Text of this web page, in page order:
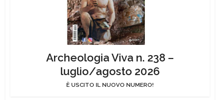
Archeologia Viva n. 238 –
luglio/agosto 2026
È USCITO IL NUOVO NUMERO!